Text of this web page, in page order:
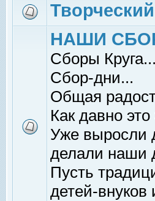
НАШИ
Сборы Круга...
Сбор-дни...
Общая
Как давно
Уже выросли
делали наши
Пусть
детей-внуков